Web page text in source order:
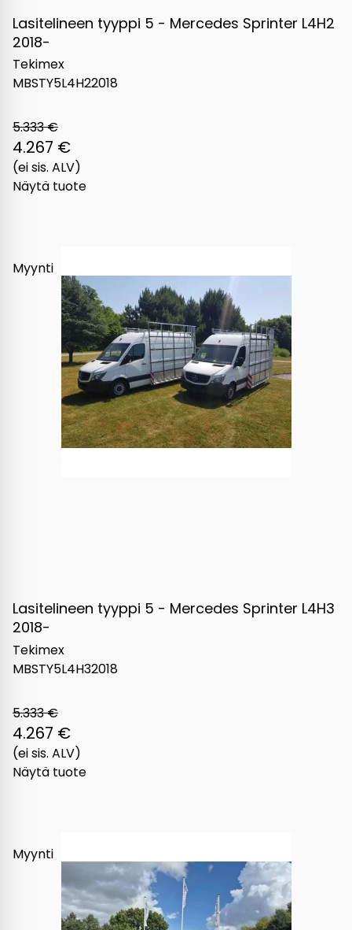
Lasitelineen tyyppi 5 - Mercedes Sprinter L4H2
2018-
Tekimex
MBSTY5L4H22018
5.333 €
4.267 €
(ei sis. ALV)
Näytä tuote
Myynti
Lasitelineen tyyppi 5 - Mercedes Sprinter L4H3
2018-
Tekimex
MBSTY5L4H32018
5.333 €
4.267 €
(ei sis. ALV)
Näytä tuote
Myynti